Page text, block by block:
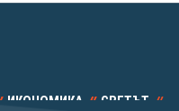
ИКОНОМИКА СВЕТЪТ